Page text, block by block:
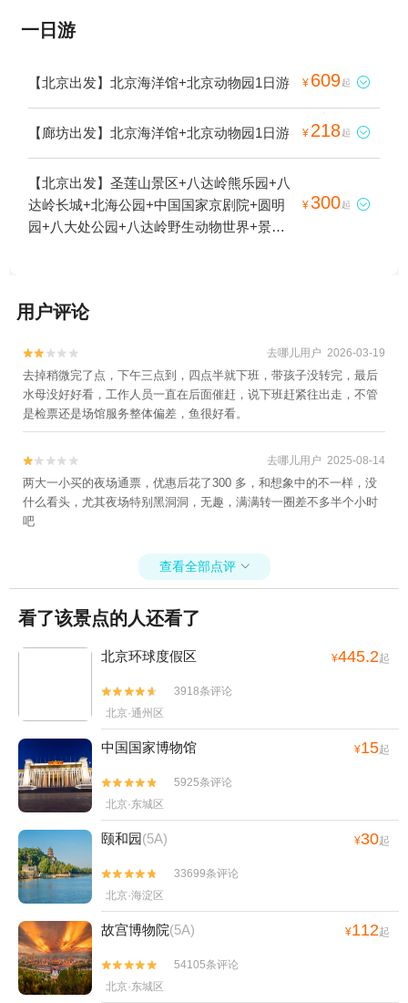
一日游
【北京出发】北京海洋馆+北京动物园1日游 ¥ 609起 
【廊坊出发】北京海洋馆+北京动物园1日游 ¥ 218起 
【北京出发】圣莲山景区+八达岭熊乐园+八
达岭长城+北海公园+中国国家京剧院+圆明
园+八大处公园+八达岭野生动物世界+景山
馆+八达岭滑雪场+颐和园+北京天文馆+北京
城)+天安门广场+北京大学+八达岭国家森林
公园+北京野生动物园+明十三陵+北京气象
台+恭王府+鸟巢(国家体育场)+居庸关长城
+北京欢乐谷+北京孔庙+慕田峪长城+八大处
+北京同仁堂+北京八大处富斯特滑道+故宫
博物院+水立方游泳馆+水立方嬉水乐园+鸟
巢欢乐冰雪季+水立方(国家游泳中心)+北京
园博园+北京古玩城+鸟巢城市魔方+鸟巢空
中走廊+八达岭长城缆车+北京大公馆+《鸟
家皮影戏苑+八达岭国家森林公园-红叶岭+北
北水镇+故宫珍宝馆+故宫钟表馆+北京的那
+北京青年宫+八达岭饭店+嘉文梦幻王国
（北京）+圆明园盛时全景模型展+昌平蟒山
苹果+北京香岩寺+坡峰岭+施必得索道下站
+北京剧院-已下线+恭王府大戏楼+北欧星空
主题展·北京+小马识途（圆明园）+古北水镇
汤泉+北京年票+鸟巢冰雕展+立巢飞行模拟
（水立方）店+《嗨!北京》+圆明园展览馆
+古北之光温泉+古北水镇大酒店+蟒山灯光
节+北京玩票+恭王府数字体验馆+曹明蟒山
苹果采摘园+升旗仪式+【北京】新春相声专
场+北京环球度假区+慕田峪长城岁月沉浸式
光影体验馆-已下线+北京桃园+圆明园拾光买
卖街+北京颐和园石舫+圆明园·720穿越飞船
+走进圆明园之逛园子剧景游+北京坊+颐和
园冰雪嘉年华+故宫北院区+北京十三陵石牌
¥300起 
用户评论

 去哪儿用户 2026-03-19
去掉稍微完了点，下午三点到，四点半就下班，带孩子没转完，最后
水母没好好看，工作人员一直在后面催赶，说下班赶紧往出走，不管
是检票还是场馆服务整体偏差，鱼很好看。

 去哪儿用户 2025-08-14
两大一小买的夜场通票，优惠后花了300 多，和想象中的不一样，没
什么看头，尤其夜场特别黑洞洞，无趣，满满转一圈差不多半个小时
吧
查看全部点评 
看了该景点的人还看了
北京环球度假区 ¥445.2起


3918条评论
北京·通州区
中国国家博物馆 ¥15起


5925条评论
北京·东城区
颐和园(5A) ¥30起


33699条评论
北京·海淀区
故宫博物院(5A) ¥112起


54105条评论
北京·东城区